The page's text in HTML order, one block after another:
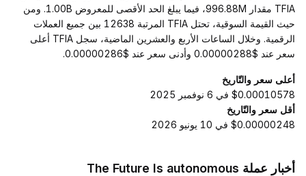
TFIA مقدار 996.88M، فيما يبلغ الحد الأقصى للمعروض 1.00B. ومن
حيث القيمة السوقية، تحتل TFIA المرتبة 12638 بين جميع العملات
الرقمية. وخلال الساعات الأربع والعشرين الماضية، سجل TFIA أعلى
سعر عند $0.00000288 وأدنى سعر عند $0.00000286.
أعلى سعر والتّاريخ
$0.00010578 في 6 نوفمبر 2025
أقل سعر والتّاريخ
$0.00000248 في 10 يونيو 2026
أخبار عملة The Future Is autonomous